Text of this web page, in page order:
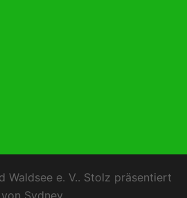
Waldsee e. V.. Stolz präsentiert